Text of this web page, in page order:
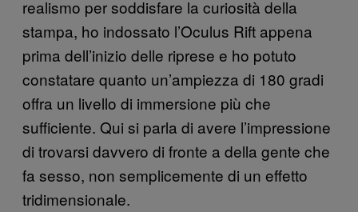
realismo per soddisfare la curiosità della
stampa, ho indossato l’Oculus Rift appena
prima dell’inizio delle riprese e ho potuto
constatare quanto un’ampiezza di 180 gradi
offra un livello di immersione più che
sufficiente. Qui si parla di avere l’impressione
di trovarsi davvero di fronte a della gente che
fa sesso, non semplicemente di un effetto
tridimensionale.